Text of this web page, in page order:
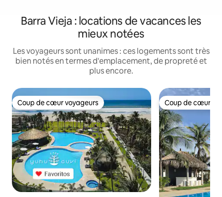
Barra Vieja : locations de vacances les
mieux notées
Les voyageurs sont unanimes : ces logements sont très
bien notés en termes d'emplacement, de propreté et
plus encore.
Coup de cœur voyageurs
Coup de cœur voyageurs Coup de cœur
Coup de cœur